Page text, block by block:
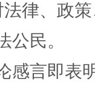
一纸欠
律、政
公民。
感言即表